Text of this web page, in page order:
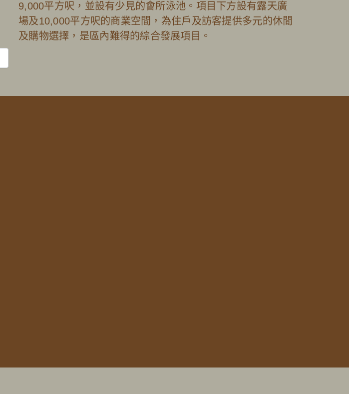
9,000平方呎，並設有少見的會所泳池。項目下方設有露天廣
場及10,000平方呎的商業空間，為住戶及訪客提供多元的休閒
及購物選擇，是區內難得的綜合發展項目。